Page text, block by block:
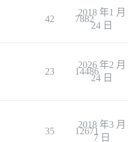
42 7882
2018 年1 月
24 日
23 14486
2026 年2 月
24 日
35 12671
2018 年3 月
7 日